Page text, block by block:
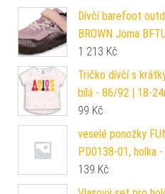
Dívčí barefoot
BROWN Joma
1 213 Kč
Tričko dívčí s
bílá - 86/92 | 18-
99 Kč
veselé ponožky
PD0138-01, holka
139 Kč